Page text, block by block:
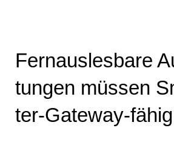
Fern­aus­les­ba­re
tun­gen müssen
ter-Gate­way-